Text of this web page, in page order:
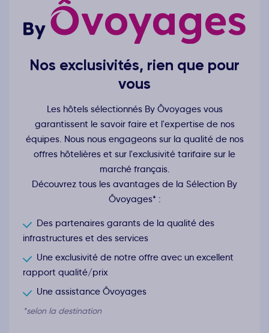
Nos exclusivités, rien que pour
vous
Les hôtels sélectionnés By Ôvoyages vous
garantissent le savoir faire et l'expertise de nos
équipes. Nous nous engageons sur la qualité de nos
offres hôtelières et sur l'exclusivité tarifaire sur le
marché français.
Découvrez tous les avantages de la Sélection By
Ôvoyages* :
Des partenaires garants de la qualité des
infrastructures et des services
Une exclusivité de notre offre avec un excellent
rapport qualité/prix
Une assistance Ôvoyages
*selon la destination